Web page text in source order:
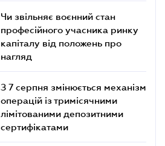
Чи звільняє воєнний стан
професійного учасника ринку
капіталу від положень про
нагляд
З 7 серпня змінюється механізм
операцій із тримісячними
лімітованими депозитними
сертифікатами